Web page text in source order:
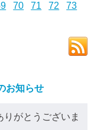
70 71 72
73
お知らせ
がとうございま